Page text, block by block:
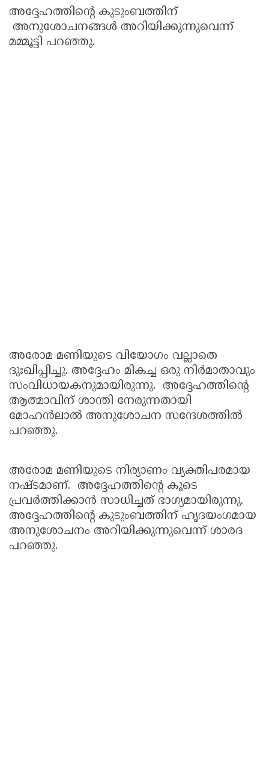
അദ്ദേഹത്തിന്റെ കുടുംബത്തിന്
അനുശോചനങ്ങള്‍ അറിയിക്കുന്നുവെന്ന്
മമ്മൂട്ടി പറഞ്ഞു.
അരോമ മണിയുടെ വിയോഗം വല്ലാതെ
ദുഃഖിപ്പിച്ചു. അദ്ദേഹം മികച്ച ഒരു നിര്‍മാതാവും
സംവിധായകനുമായിരുന്നു. അദ്ദേഹത്തിന്റെ
ആത്മാവിന് ശാന്തി നേരുന്നതായി
മോഹന്‍ലാല്‍ അനുശോചന സന്ദേശത്തില്‍
പറഞ്ഞു.
അരോമ മണിയുടെ നിര്യാണം വ്യക്തിപരമായ
നഷ്ടമാണ്. അദ്ദേഹത്തിന്റെ കൂടെ
പ്രവര്‍ത്തിക്കാന്‍ സാധിച്ചത് ഭാഗ്യമായിരുന്നു.
അദ്ദേഹത്തിന്റെ കുടുംബത്തിന് ഹൃദയംഗമായ
അനുശോചനം അറിയിക്കുന്നുവെന്ന് ശാരദ
പറഞ്ഞു.